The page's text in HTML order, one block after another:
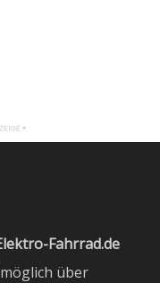
Fahrrad.de
über